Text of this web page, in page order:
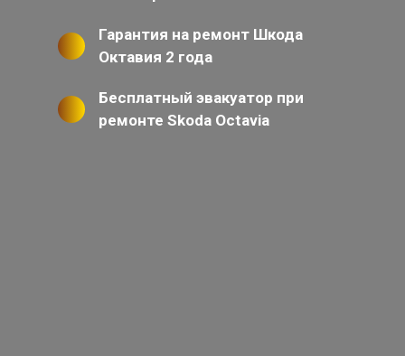
Гарантия на ремонт Шкода
Октавия 2 года
Бесплатный эвакуатор при
ремонте Skoda Octavia